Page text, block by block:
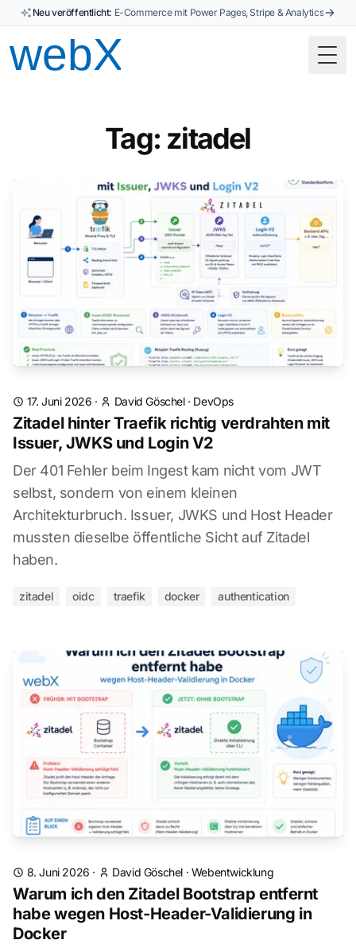
Neu veröffentlicht: E-Commerce mit Power Pages, Stripe & Analytics
Tag: zitadel
17. Juni 2026 · David Göschel· DevOps
Zitadel hinter Traefik richtig verdrahten mit
Issuer, JWKS und Login V2
Der 401 Fehler beim Ingest kam nicht vom JWT
selbst, sondern von einem kleinen
Architekturbruch. Issuer, JWKS und Host Header
mussten dieselbe öffentliche Sicht auf Zitadel
haben.
zitadel oidc traefik docker authentication
8. Juni 2026 · David Göschel · Webentwicklung
Warum ich den Zitadel Bootstrap entfernt
habe wegen Host-Header-Validierung in
Docker